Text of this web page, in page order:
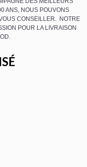
ANS, NOUS POUVONS
CONSEILLER. NOTRE
POUR LA LIVRAISON